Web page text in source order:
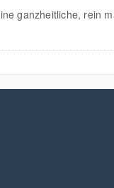
ganzheitliche, rein